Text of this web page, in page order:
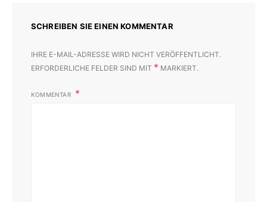
SCHREIBEN SIE EINEN KOMMENTAR
IHRE E-MAIL-ADRESSE WIRD NICHT VERÖFFENTLICHT.
ERFORDERLICHE FELDER SIND MIT * MARKIERT.
KOMMENTAR